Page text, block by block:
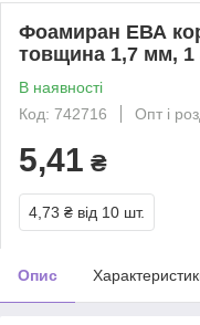
Фоамиран ЕВА
товщина 1,7 мм, 1
В наявності
Код: 742716
Опт і
5,41 ₴
4,73 ₴ від 10 шт.
Опис